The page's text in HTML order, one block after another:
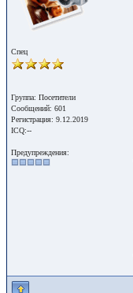
Спец
Группа: Посетители
Сообщений: 601
Регистрация: 9.12.2019
ICQ:--
Предупреждения: